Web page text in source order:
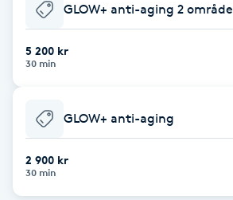
BIAB
Blowout
Brynfärgning
GLOW+ anti-aging 2 område
5 200 kr
30 min
GLOW+ anti-aging
2 900 kr
30 min